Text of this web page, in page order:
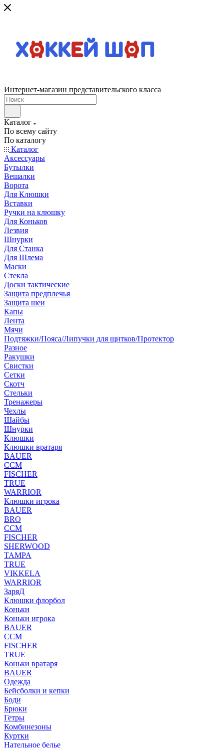
Интернет-магазин представительского класса
Каталог
По всему сайту
По каталогу
Каталог
Аксессуары
Бутылки
Вешалки
Ворота
Для Клюшки
Вставки
Ручки на клюшку
Для Коньков
Лезвия
Шнурки
Для Станка
Для Шлема
Маски
Стекла
Доски тактические
Защита предплечья
Защита шеи
Капы
Лента
Мячи
Подтяжки/Пояса/Липучки для щитков/Протектор
Разное
Ракушки
Свистки
Сетки
Скотч
Стельки
Тренажеры
Чехлы
Шайбы
Шнурки
Клюшки
Клюшки вратаря
BAUER
CCM
FISCHER
TRUE
WARRIOR
Клюшки игрока
BAUER
BRO
CCM
FISCHER
SHERWOOD
TAMPA
TRUE
VIKKELA
WARRIOR
ЗаряД
Клюшки флорбол
Коньки
Коньки игрока
BAUER
CCM
FISCHER
TRUE
Коньки вратаря
BAUER
Одежда
Бейсболки и кепки
Боди
Брюки
Гетры
Комбинезоны
Куртки
Нательное белье